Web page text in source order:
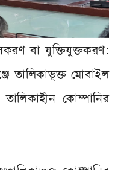
বা যুক্তিযুক্তকরণ:
তালিকাভূক্ত মোবাইল
কোম্পানির